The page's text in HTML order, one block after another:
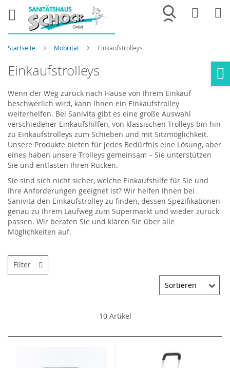
Merkliste
Startseite Mobilität Einkaufstrolleys
Einkaufstrolleys
Wenn der Weg zurück nach Hause von Ihrem Einkauf
beschwerlich wird, kann Ihnen ein Einkaufstrolley
weiterhelfen. Bei Sanivita gibt es eine große Auswahl
verschiedener Einkaufshilfen, von klassischen Trolleys bin hin
zu Einkaufstrolleys zum Schieben und mit Sitzmöglichkeit.
Unsere Produkte bieten für jedes Bedürfnis eine Lösung, aber
eines haben unsere Trolleys gemeinsam – Sie unterstützen
Sie und entlasten Ihren Rücken.
Sie sind sich nicht sicher, welche Einkaufshilfe für Sie und
Ihre Anforderungen geeignet ist? Wir helfen Ihnen bei
Sanivita den Einkaufstrolley zu finden, dessen Spezifikationen
genau zu Ihrem Laufweg zum Supermarkt und wieder zurück
passen. Wir beraten Sie und klären Sie über alle
Möglichkeiten auf.
10Artikel
Filter